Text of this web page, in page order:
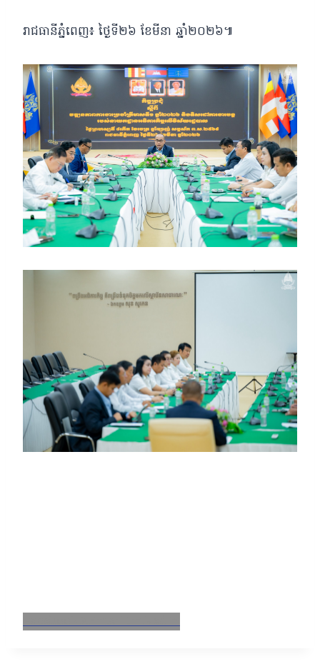
រាជធានីភ្នំពេញ៖ ថ្ងៃទី២៦ ខែមីនា ឆ្នាំ២០២៦៕
FacebookXEmailLinkedIn